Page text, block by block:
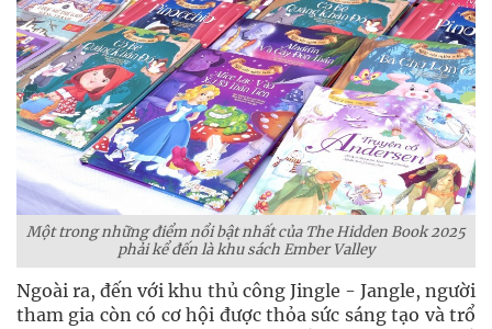
Một trong những điểm nổi bật nhất của The Hidden Book 2025
phải kể đến là khu sách Ember Valley
Ngoài ra, đến với khu thủ công Jingle - Jangle, người
tham gia còn có cơ hội được thỏa sức sáng tạo và trổ